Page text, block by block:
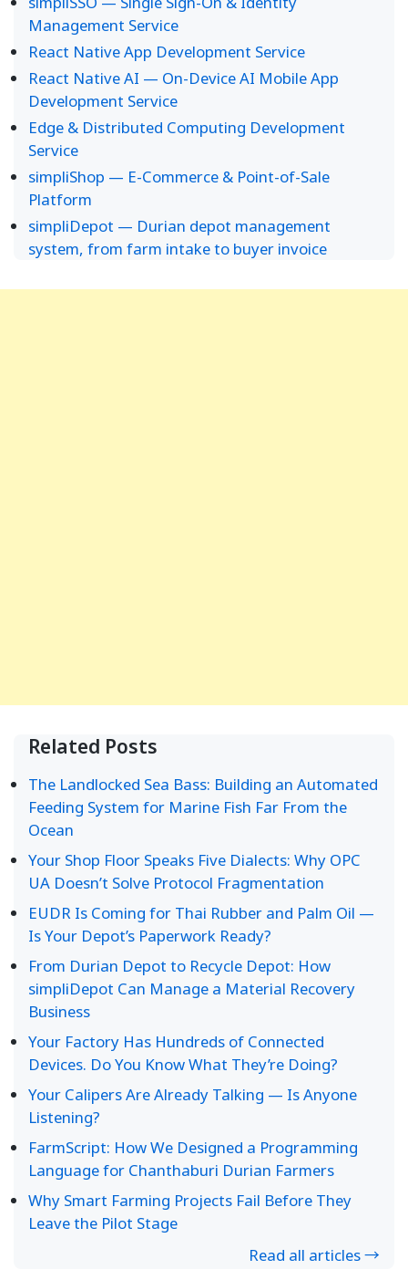
Management Service
React Native App Development Service
React Native AI — On-Device AI Mobile App
Development Service
Edge & Distributed Computing Development
Service
simpliShop — E-Commerce & Point-of-Sale
Platform
simpliDepot — Durian depot management
system, from farm intake to buyer invoice
Related Posts
The Landlocked Sea Bass: Building an Automated
Feeding System for Marine Fish Far From the
Ocean
Your Shop Floor Speaks Five Dialects: Why OPC
UA Doesn’t Solve Protocol Fragmentation
EUDR Is Coming for Thai Rubber and Palm Oil —
Is Your Depot’s Paperwork Ready?
From Durian Depot to Recycle Depot: How
simpliDepot Can Manage a Material Recovery
Business
Your Factory Has Hundreds of Connected
Devices. Do You Know What They’re Doing?
Your Calipers Are Already Talking — Is Anyone
Listening?
FarmScript: How We Designed a Programming
Language for Chanthaburi Durian Farmers
Why Smart Farming Projects Fail Before They
Leave the Pilot Stage
Read all articles →